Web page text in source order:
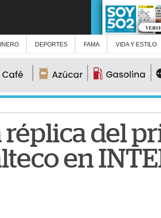
DEPORTES FAMA VIDA Y ESTILO
réplica del
en